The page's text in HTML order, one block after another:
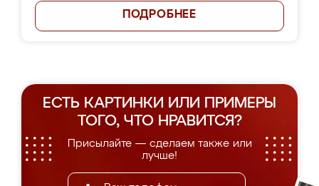
ПОДРОБНЕЕ
ЕСТЬ КАРТИНКИ ИЛИ ПРИМЕРЫ
ТОГО, ЧТО НРАВИТСЯ?
Присылайте — сделаем также или
лучше!